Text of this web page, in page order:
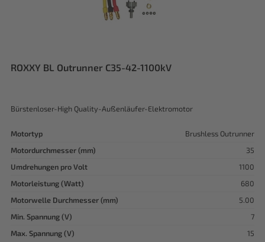
ROXXY BL Outrunner C35-42-1100kV
Bürstenloser-High Quality-Außenläufer-Elektromotor
Motortyp
Brushless Outrunner
Motordurchmesser (mm)
35
Umdrehungen pro Volt
1100
Motorleistung (Watt)
680
Motorwelle Durchmesser (mm)
5.00
Min. Spannung (V)
7
Max. Spannung (V)
15